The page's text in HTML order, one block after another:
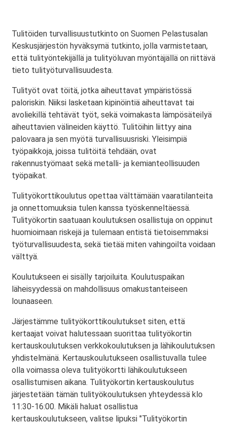
Tulitöiden turvallisuustutkinto on Suomen Pelastusalan
Keskusjärjestön hyväksymä tutkinto, jolla varmistetaan,
että tulityöntekijällä ja tulityöluvan myöntäjällä on riittävä
tieto tulityöturvallisuudesta.
Tulityöt ovat töitä, jotka aiheuttavat ympäristössä
paloriskin. Niiksi lasketaan kipinöintiä aiheuttavat tai
avoliekillä tehtävät työt, sekä voimakasta lämpösäteilyä
aiheuttavien välineiden käyttö. Tulitöihin liittyy aina
palovaara ja sen myötä turvallisuusriski. Yleisimpiä
työpaikkoja, joissa tulitöitä tehdään, ovat
rakennustyömaat sekä metalli- ja kemianteollisuuden
työpaikat.
Tulityökorttikoulutus opettaa välttämään vaaratilanteita
ja onnettomuuksia tulen kanssa työskenneltäessä.
Tulityökortin saatuaan koulutuksen osallistuja on oppinut
huomioimaan riskejä ja tulemaan entistä tietoisemmaksi
työturvallisuudesta, sekä tietää miten vahingoilta voidaan
välttyä.
Koulutukseen ei sisälly tarjoiluita. Koulutuspaikan
läheisyydessä on mahdollisuus omakustanteiseen
lounaaseen.
Järjestämme tulityökorttikoulutukset siten, että
kertaajat voivat halutessaan suorittaa tulityökortin
kertauskoulutuksen verkkokoulutuksen ja lähikoulutuksen
yhdistelmänä. Kertauskoulutukseen osallistuvalla tulee
olla voimassa oleva tulityökortti lähikoulutukseen
osallistumisen aikana. Tulityökortin kertauskoulutus
järjestetään tämän tulityökoulutuksen yhteydessä klo
11:30-16:00. Mikäli haluat osallistua
kertauskoulutukseen, valitse lipuksi "Tulityökortin